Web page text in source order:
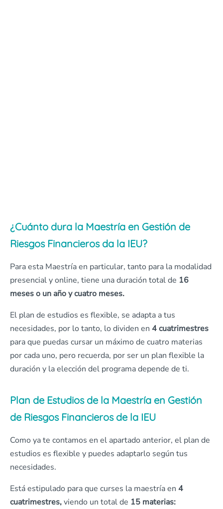
¿Cuánto dura la Maestría en Gestión de
Riesgos Financieros da la IEU?
Para esta Maestría en particular, tanto para la modalidad
presencial y online, tiene una duración total de 16
meses o un año y cuatro meses.
El plan de estudios es flexible, se adapta a tus
necesidades, por lo tanto, lo dividen en 4 cuatrimestres
para que puedas cursar un máximo de cuatro materias
por cada uno, pero recuerda, por ser un plan flexible la
duración y la elección del programa depende de ti.
Plan de Estudios de la Maestría en Gestión
de Riesgos Financieros de la IEU
Como ya te contamos en el apartado anterior, el plan de
estudios es flexible y puedes adaptarlo según tus
necesidades.
Está estipulado para que curses la maestría en 4
cuatrimestres,viendo un total de 15 materias: